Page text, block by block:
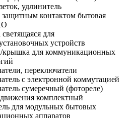
удлинитель
контактом бытовая
светящаяся для
устройств
крышка для коммуникационных
переключатели
с электронной коммутацией
сумеречный (фотореле)
комплектный
для модульных бытовых
аппаратов